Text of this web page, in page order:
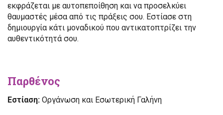
εκφράζεται με αυτοπεποίθηση και να προσελκύει
θαυμαστές μέσα από τις πράξεις σου. Εστίασε στη
δημιουργία κάτι μοναδικού που αντικατοπτρίζει την
αυθεντικότητά σου.
Παρθένος
Εστίαση: Οργάνωση και Εσωτερική Γαλήνη